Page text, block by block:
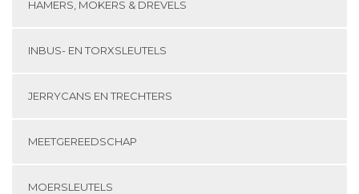
HAMERS, MOKERS & DREVELS
INBUS- EN TORXSLEUTELS
JERRYCANS EN TRECHTERS
MEETGEREEDSCHAP
MOERSLEUTELS